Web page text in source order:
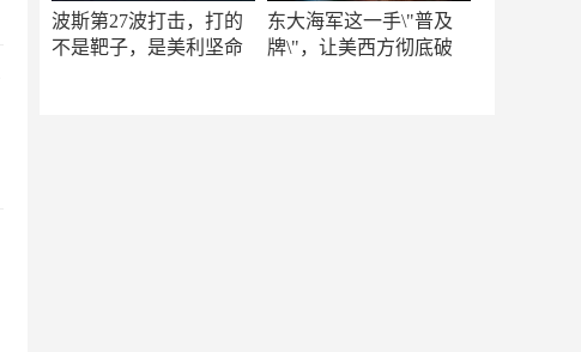
波斯第27波打击，打的
不是靶子，是美利坚命
东大海军这一手\"普及
牌\"，让美西方彻底破